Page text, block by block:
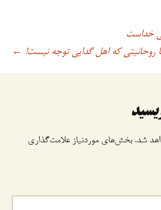
خداست
روحانیتی که اهل گدایی توجه نیست! ←
شد. بخش‌های موردنیاز علامت‌گذاری